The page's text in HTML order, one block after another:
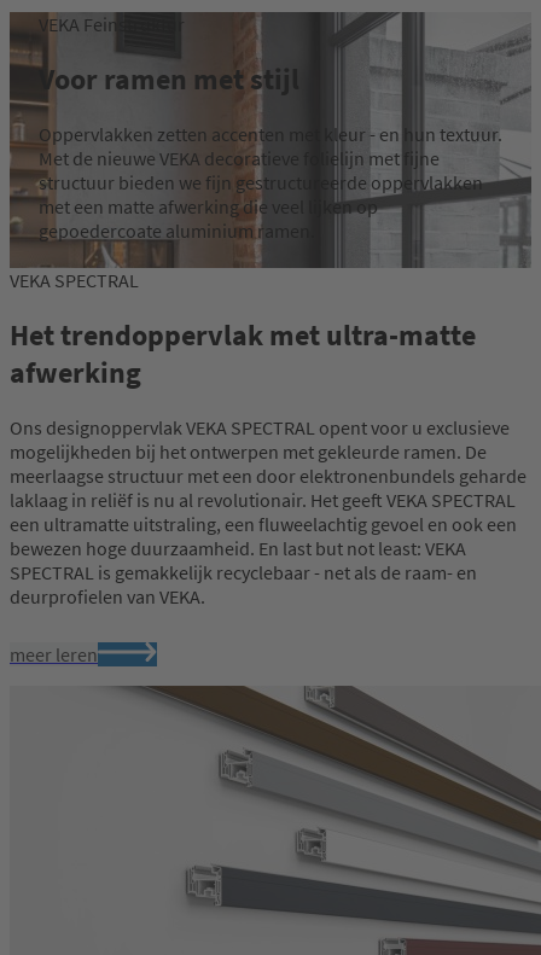
VEKA Feinstruktur
Voor ramen met stijl
Oppervlakken zetten accenten met kleur - en hun textuur.
Met de nieuwe VEKA decoratieve folielijn met fijne
structuur bieden we fijn gestructureerde oppervlakken
met een matte afwerking die veel lijken op
gepoedercoate aluminium ramen.
De oppervlakken passen uitstekend bij moderne
zijn de eerste keuze voor ramen in de nieuwste
trendkleuren.
meer leren
VEKA SPECTRAL
Het trendoppervlak met ultra-matte
afwerking
Ons designoppervlak VEKA SPECTRAL opent voor u exclusieve
mogelijkheden bij het ontwerpen met gekleurde ramen. De
meerlaagse structuur met een door elektronenbundels geharde
laklaag in reliëf is nu al revolutionair. Het geeft VEKA SPECTRAL
een ultramatte uitstraling, een fluweelachtig gevoel en ook een
bewezen hoge duurzaamheid. En last but not least: VEKA
SPECTRAL is gemakkelijk recyclebaar - net als de raam- en
deurprofielen van VEKA.
meer leren